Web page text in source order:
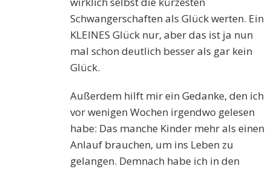
Schwangerschaften als Glück werten. Ein
KLEINES Glück nur, aber das ist ja nun
mal schon deutlich besser als gar kein
Glück.
Außerdem hilft mir ein Gedanke, den ich
vor wenigen Wochen irgendwo gelesen
habe: Das manche Kinder mehr als einen
Anlauf brauchen, um ins Leben zu
gelangen. Demnach habe ich in den